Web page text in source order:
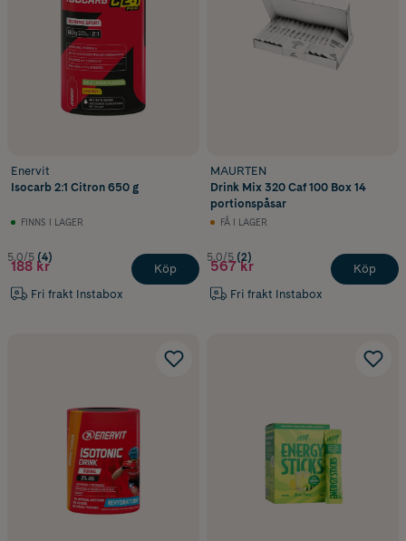
Enervit
Isocarb 2:1 Citron 650 g
FINNS I LAGER
5.0/5 (4)
188 kr
Fri frakt Instabox
Köp
MAURTEN
Drink Mix 320 Caf 100 Box 14
portionspåsar
FÅ I LAGER
5.0/5 (2)
567 kr
Fri frakt Instabox
Köp